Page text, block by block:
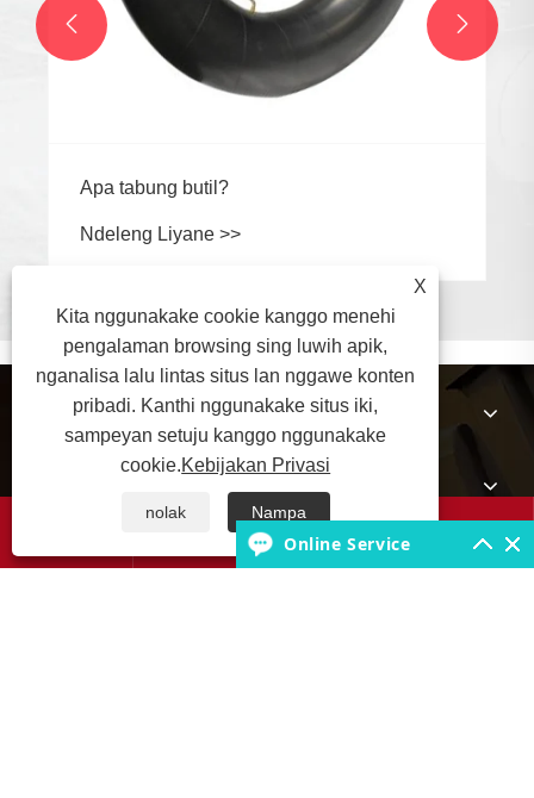
Apa tabung butil?
Ndeleng Liyane >>
 
Babagan Kita
Basis Pengetahuan Ban

X
Kita nggunakake cookie kanggo menehi
pengalaman browsing sing luwih apik,
nganalisa lalu lintas situs lan nggawe konten
pribadi. Kanthi nggunakake situs iki,
sampeyan setuju kanggo nggunakake
cookie.Kebijakan Privasi
nolak Nampa
Online Service